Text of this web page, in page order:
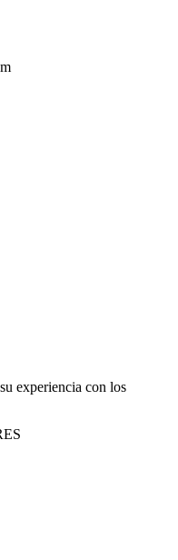
experiencia con los